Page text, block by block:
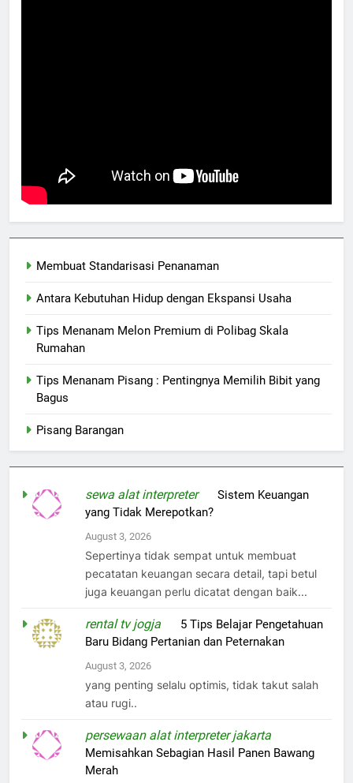
Membuat Standarisasi Penanaman
Antara Kebutuhan Hidup dengan Ekspansi Usaha
Tips Menanam Melon Premium di Polibag Skala
Rumahan
Tips Menanam Pisang : Pentingnya Memilih Bibit yang
Bagus
Pisang Barangan
sewa alat interpreteronSistem Keuangan
yang Tidak Merepotkan?
August 3, 2026
Sepertinya tidak sempat untuk membuat
pecatatan keuangan secara detail, tapi betul
juga keuangan perlu dicatat dengan baik...
rental tv jogja
5 Tips Belajar Pengetahuan
Baru Bidang Pertanian dan Peternakan
August 3, 2026
yang penting selalu optimis, tidak takut salah
atau rugi..
persewaan alat interpreter jakarta
Memisahkan Sebagian Hasil Panen Bawang
Merah